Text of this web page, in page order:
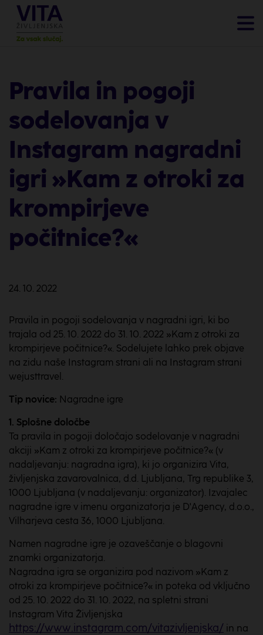
Pravila in pogoji
sodelovanja v
Instagram nagradni
igri »Kam z otroki za
krompirjeve
počitnice?«
24. 10. 2022
Pravila in pogoji sodelovanja v nagradni igri, ki bo
trajala od 25. 10. 2022 do 31. 10. 2022 »Kam z otroki za
krompirjeve počitnice?«. Sodelujete lahko prek objave
na zidu naše Instagram strani ali na Instagram strani
wejusttravel.
Tip novice: Nagradne igre
1. Splošne določbe
Ta pravila in pogoji določajo sodelovanje v nagradni
akciji »Kam z otroki za krompirjeve počitnice?« (v
nadaljevanju: nagradna igra), ki jo organizira Vita,
življenjska zavarovalnica, d.d. Ljubljana, Trg republike 3,
1000 Ljubljana (v nadaljevanju: organizator). Izvajalec
nagradne igre v imenu organizatorja je D'Agency, d.o.o.,
Vilharjeva cesta 36, 1000 Ljubljana.
Namen nagradne igre je ozaveščanje o blagovni
znamki organizatorja.
Nagradna igra se organizira pod nazivom »Kam z
otroki za krompirjeve počitnice?« in poteka od vključno
od 25. 10. 2022 do 31. 10. 2022, na spletni strani
Instagram Vita Življenjska
https://www.instagram.com/vitazivljenjska/ in na